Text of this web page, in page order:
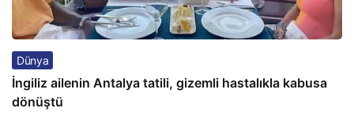
Dünya
İngiliz ailenin Antalya tatili, gizemli hastalıkla kabusa
dönüştü